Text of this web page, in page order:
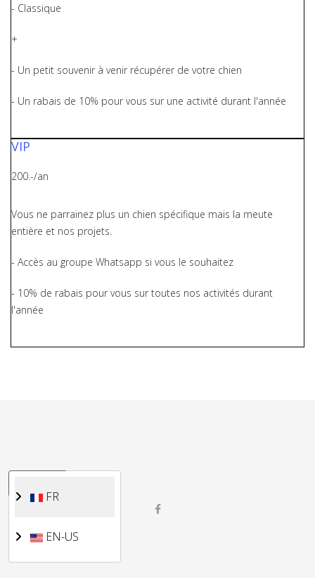
- Classique
+
- Un petit souvenir à venir récupérer de votre chien
- Un rabais de 10% pour vous sur une activité durant l'année
VIP
200.-/an
Vous ne parrainez plus un chien spécifique mais la meute
entière et nos projets.
- Accès au groupe Whatsapp si vous le souhaitez
- 10% de rabais pour vous sur toutes nos activités durant
l'année
FR
EN-US